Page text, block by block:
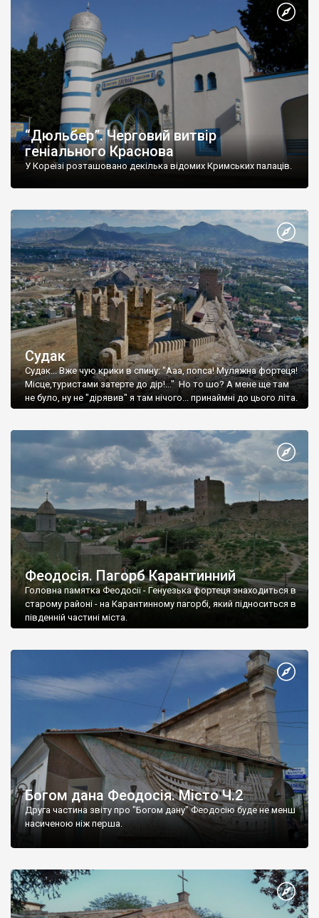
“Дюльбер”. Черговий витвір
геніального Краснова
У Кореїзі розташовано декілька відомих Кримських палаців.
Судак
Судак... Вже чую крики в спину: "Ааа, попса! Муляжна фортеця!
Місце,туристами затерте до дір!..." Но то шо? А мене ще там
не було, ну не "дірявив" я там нічого... принаймні до цього літа.
Феодосія. Пагорб Карантинний
Головна памятка Феодосії - Генуезька фортеця знаходиться в
старому районі - на Карантинному пагорбі, який підноситься в
південній частині міста.
Богом дана Феодосія. Місто Ч.2
Друга частина звіту про "Богом дану" Феодосію буде не менш
насиченою ніж перша.